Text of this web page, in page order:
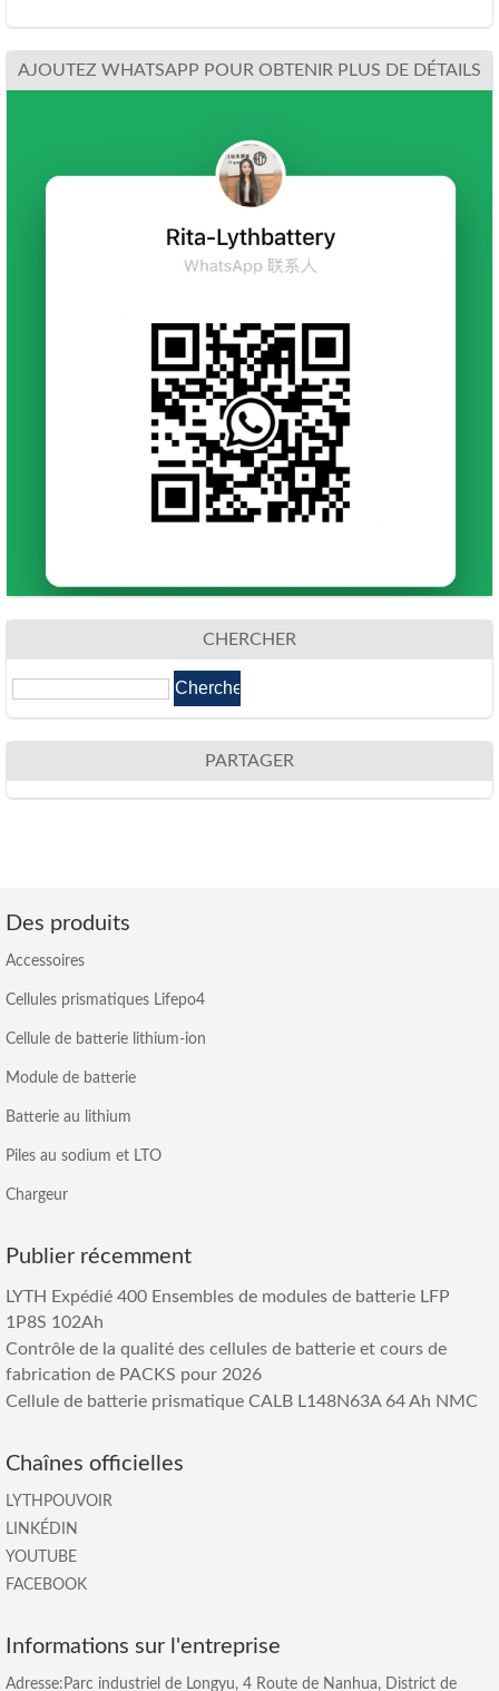
AJOUTEZ WHATSAPP POUR OBTENIR PLUS DE DÉTAILS
CHERCHER
PARTAGER
Des produits
Accessoires
Cellules prismatiques Lifepo4
Cellule de batterie lithium-ion
Module de batterie
Batterie au lithium
Piles au sodium et LTO
Chargeur
Publier récemment
LYTH Expédié 400 Ensembles de modules de batterie LFP
1P8S 102Ah
Contrôle de la qualité des cellules de batterie et cours de
fabrication de PACKS pour 2026
Cellule de batterie prismatique CALB L148N63A 64 Ah NMC
Chaînes officielles
LYTHPOUVOIR
LINKÉDIN
YOUTUBE
FACEBOOK
Informations sur l'entreprise
Adresse:Parc industriel de Longyu, 4 Route de Nanhua, District de